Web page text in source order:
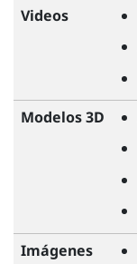
Videos
Modelos 3D
Imágenes